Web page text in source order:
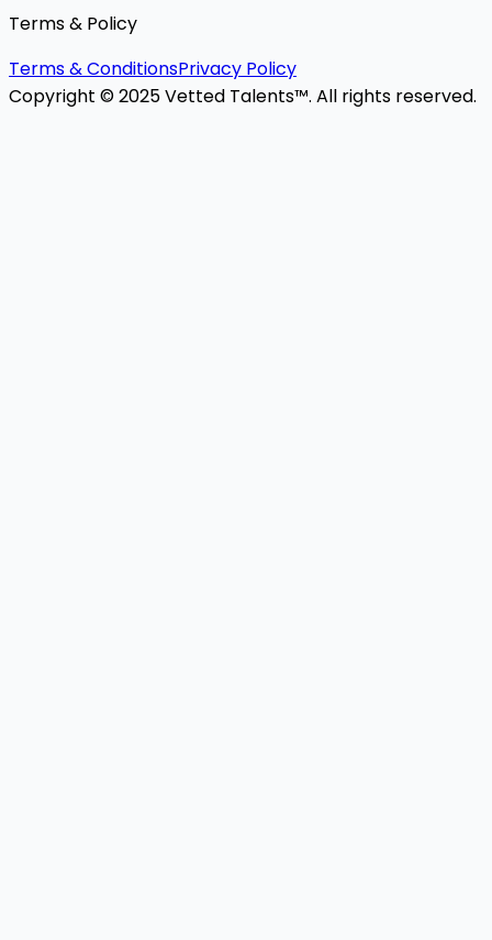
Terms & Policy
Terms & ConditionsPrivacy Policy
Copyright © 2025 Vetted Talents™. All rights reserved.